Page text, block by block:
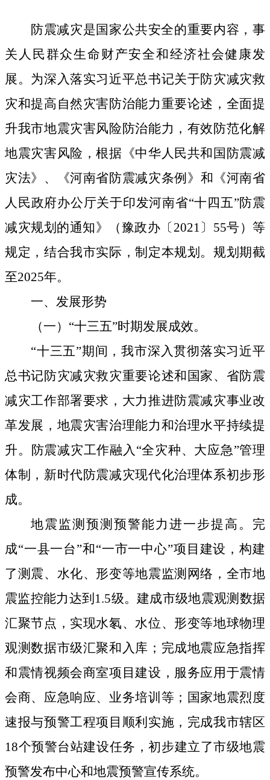
防震减灾是国家公共安全的重要内容， 事
关人民群众生命财产安全和经济社会健康发
展。 为深入落实习近平总书记关于防灾减灾救
灾和提高自然灾害防治能力重要论述， 全面提
升我市地震灾害风险防治能力，有效防范化解
地震灾害风险，根据《中华人民共和国防震减
灾法》 、 《河南省防震减灾条例》 和《河南省
人民政府办公厅关于印发河南省“十四五”防震
减灾规划的通知 》（豫政办〔 2021 〕 55号） 等
规定，结合我市实际，制定本规划。规划期截
至2025年。
一、发展形势
（一）“十三五”时期发展成效。
“十三五”期间，我市深入贯彻落实习近平
总书记防灾减灾救灾重要论述和国家、省防震
减灾工作部署要求 ，大力推进防震减灾事业改
革发展 ， 地震灾害治理能力和治理水平持续提
升。
防震减灾工作融入“全灾种、大应急”管理
体制，新时代防震减灾现代化治理体系初步形
成。
地震监测预测预警能力进一步提高。 完
成“一县一台”和“一市一中心”项目建设，构建
了测震、水化、形变等地震监测网络，全市地
震监控能力达到1.5级。建成市级地震观测数据
汇聚节点，实现水氡、水位、形变等地球物理
观测数据市级汇聚和入库；完成地震应急指挥
和震情视频会商室项目建设，服务应用于震情
会商、应急响应、业务培训等；国家地震烈度
速报与预警工程项目顺利实施，完成我市辖区
18个预警台站建设任务，初步建立了市级地震
预警发布中心和地震预警宣传系统。